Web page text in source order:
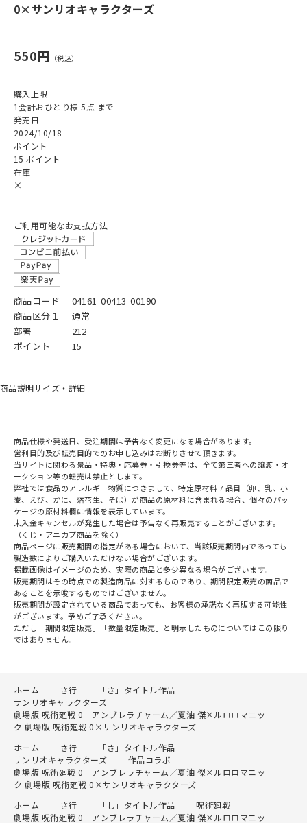
0×サンリオキャラクターズ
550円
購入上限
1会計おひとり様 5点 まで
発売日
2024/10/18
ポイント
15 ポイント
在庫
×
ご利用可能なお支払方法
商品コード
04161-00413-00190
商品区分１
通常
部署
212
ポイント
15
商品説明サイズ・詳細
商品仕様や発送日、受注期間は予告なく変更になる場合があります。
営利目的及び転売目的でのお申し込みはお断りさせて頂きます。
当サイトに関わる景品・特典・応募券・引換券等は、全て第三者への譲渡・オ
ークション等の転売は禁止とします。
弊社では食品のアレルギー物質につきまして、特定原材料７品目（卵、乳、小
麦、えび、かに、落花生、そば）が商品の原材料に含まれる場合、個々のパッ
ケージの原材料欄に情報を表示しています。
未入金キャンセルが発生した場合は予告なく再販売することがございます。
（くじ・アニカプ商品を除く）
商品ページに販売期間の指定がある場合において、当該販売期間内であっても
製造数によりご購入いただけない場合がございます。
掲載画像はイメージのため、実際の商品と多少異なる場合がございます。
販売期間はその時点での製造商品に対するものであり、期間限定販売の商品で
あることを示唆するものではございません。
販売期間が設定されている商品であっても、お客様の承諾なく再販する可能性
がございます。予めご了承ください。
ただし「期間限定販売」「数量限定販売」と明示したものについてはこの限り
ではありません。
ホーム さ行
「さ」タイトル作品
サンリオキャラクターズ
劇場版 呪術廻戦 0 アンブレラチャーム／夏油 傑×ルロロマニッ
ク 劇場版 呪術廻戦 0×サンリオキャラクターズ
ホーム
さ行
「さ」タイトル作品
サンリオキャラクターズ
作品コラボ
劇場版 呪術廻戦 0 アンブレラチャーム／夏油 傑×ルロロマニッ
ク 劇場版 呪術廻戦 0×サンリオキャラクターズ
ホーム
さ行 「し」タイトル作品
呪術廻戦
劇場版 呪術廻戦 0 アンブレラチャーム／夏油 傑×ルロロマニッ